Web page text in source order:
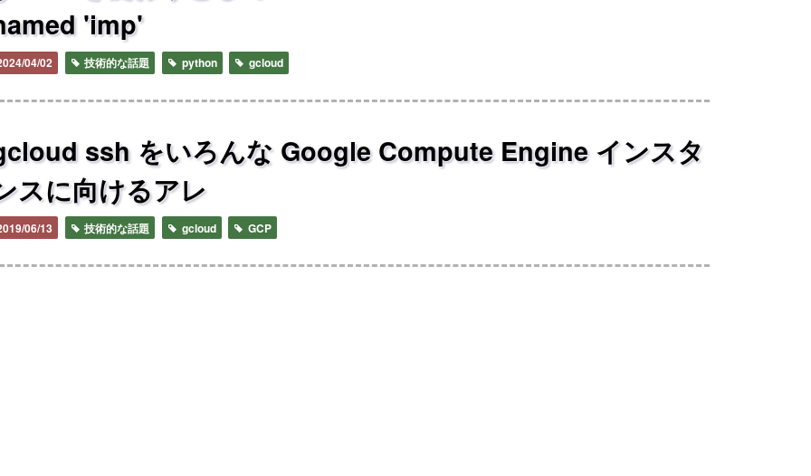
'imp'
04/02 技術的な話題 python gcloud
ssh をいろんな Google Compute Engine インスタ
スに向けるアレ
06/13 技術的な話題 gcloud GCP